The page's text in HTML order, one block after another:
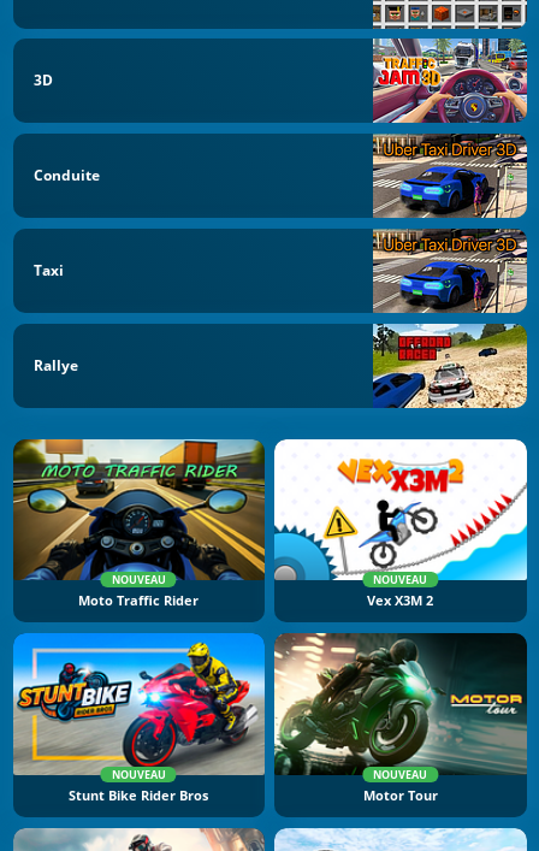
3D
Conduite
Taxi
Rallye
NOUVEAU
Moto Traffic Rider
NOUVEAU
Vex X3M 2
NOUVEAU
Stunt Bike Rider Bros
NOUVEAU
Motor Tour